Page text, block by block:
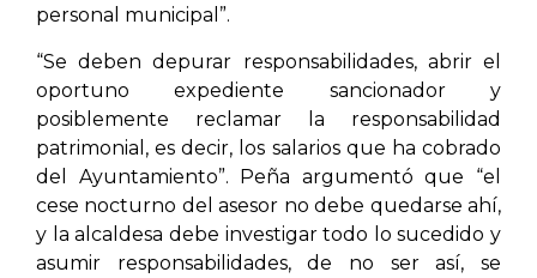
personal municipal”.
“Se deben depurar responsabilidades, abrir el
oportuno expediente sancionador y
posiblemente reclamar la responsabilidad
patrimonial, es decir, los salarios que ha cobrado
del Ayuntamiento”. Peña argumentó que “el
cese nocturno del asesor no debe quedarse ahí,
y la alcaldesa debe investigar todo lo sucedido y
asumir responsabilidades, de no ser así, se